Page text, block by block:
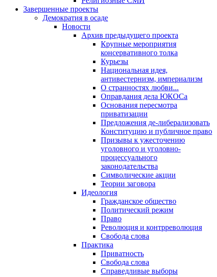
Завершенные проекты
Демократия в осаде
Новости
Архив предыдущего проекта
Крупные мероприятия
консервативного толка
Курьезы
Национальная идея,
антивестернизм, империализм
О странностях любви...
Оправдания дела ЮКОСа
Основания пересмотра
приватизации
Предложения де-либерализовать
Конституцию и публичное право
Призывы к ужесточению
уголовного и уголовно-
процессуального
законодательства
Символические акции
Теории заговора
Идеология
Гражданское общество
Политический режим
Право
Революция и контрреволюция
Свобода слова
Практика
Приватность
Свобода слова
Справедливые выборы